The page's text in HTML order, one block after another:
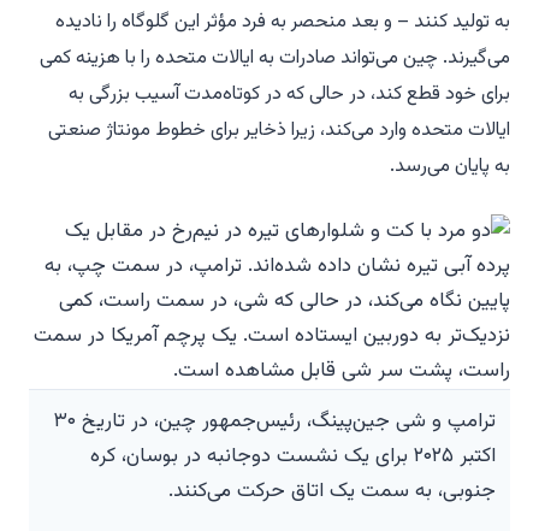
به تولید کنند – و بعد منحصر به فرد مؤثر این گلوگاه را نادیده
می‌گیرند. چین می‌تواند صادرات به ایالات متحده را با هزینه کمی
برای خود قطع کند، در حالی که در کوتاه‌مدت آسیب بزرگی به
ایالات متحده وارد می‌کند، زیرا ذخایر برای خطوط مونتاژ صنعتی
به پایان می‌رسد.
ترامپ و شی جین‌پینگ، رئیس‌جمهور چین، در تاریخ ۳۰
اکتبر ۲۰۲۵ برای یک نشست دوجانبه در بوسان، کره
جنوبی، به سمت یک اتاق حرکت می‌کنند.